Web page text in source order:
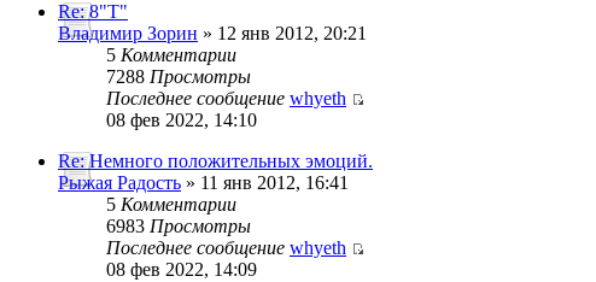
Re: 8"Т"
Владимир Зорин » 12 янв 2012, 20:21
5 Комментарии
7288 Просмотры
Последнее сообщение whyeth
08 фев 2022, 14:10
Re: Немного положительных эмоций.
Рыжая Радость » 11 янв 2012, 16:41
5 Комментарии
6983 Просмотры
Последнее сообщение whyeth
08 фев 2022, 14:09